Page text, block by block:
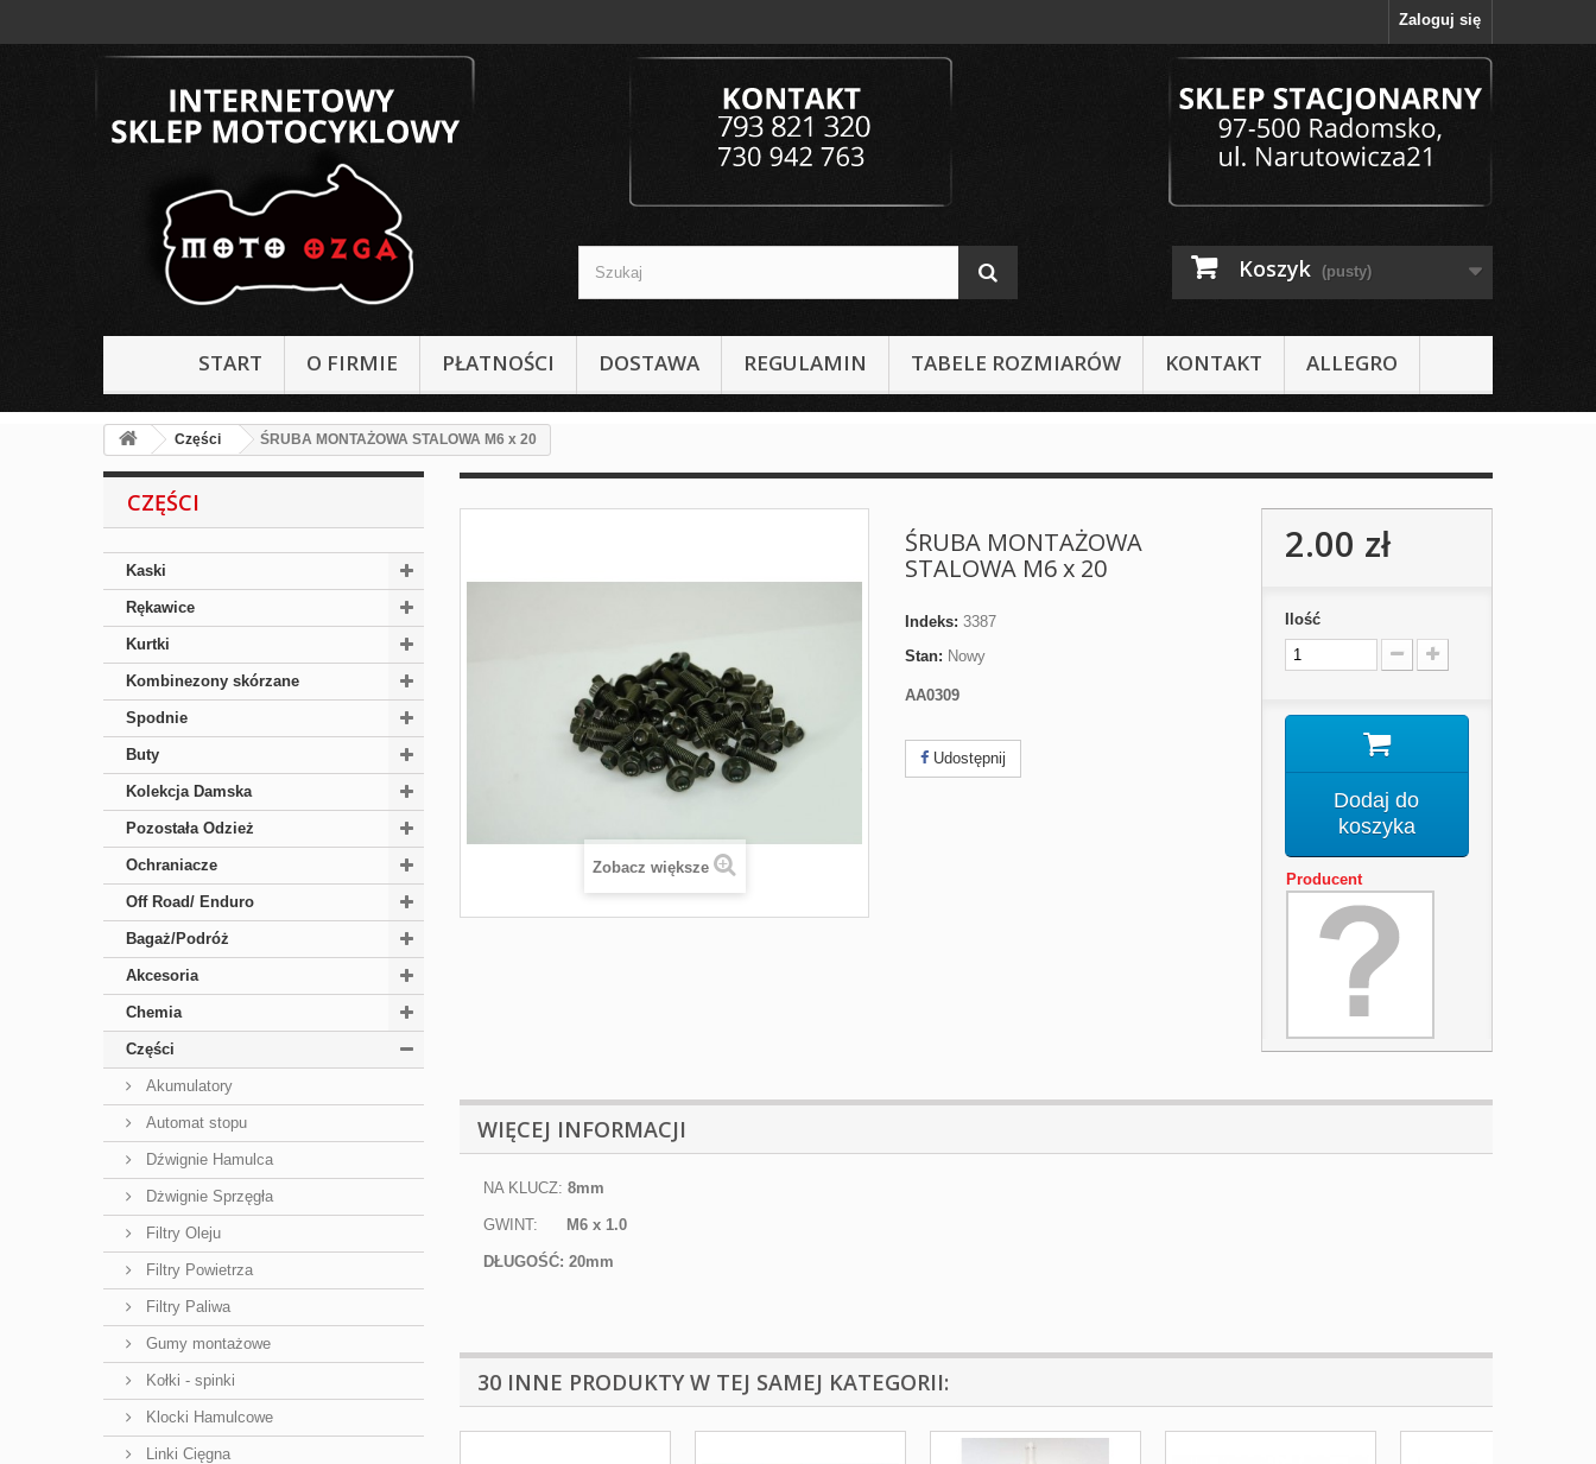
Zaloguj się
Koszyk (pusty)
START O FIRMIE PŁATNOŚCI DOSTAWA REGULAMIN TABELE ROZMIARÓW KONTAKT ALLEGRO
Części ŚRUBA MONTAŻOWA STALOWA M6 x 20
CZĘŚCI
Kaski
Rękawice
Kurtki
Kombinezony skórzane
Spodnie
Buty
Kolekcja Damska
Pozostała Odzież
Ochraniacze
Off Road/ Enduro
Bagaż/Podróż
Akcesoria
Chemia
Części
Akumulatory
Automat stopu
Dźwignie Hamulca
Dżwignie Sprzęgła
Filtry Oleju
Filtry Powietrza
Filtry Paliwa
Gumy montażowe
Kołki - spinki
Klocki Hamulcowe
Linki Cięgna
Zobacz większe
ŚRUBA MONTAŻOWA
STALOWA M6 x 20
Indeks: 3387
Stan: Nowy
AA0309
Udostępnij
2.00 zł
Ilość
Dodaj do
koszyka
Producent
WIĘCEJ INFORMACJI
NA KLUCZ: 8mm
GWINT: M6 x 1.0
DŁUGOŚĆ: 20mm
30 INNE PRODUKTY W TEJ SAMEJ KATEGORII: